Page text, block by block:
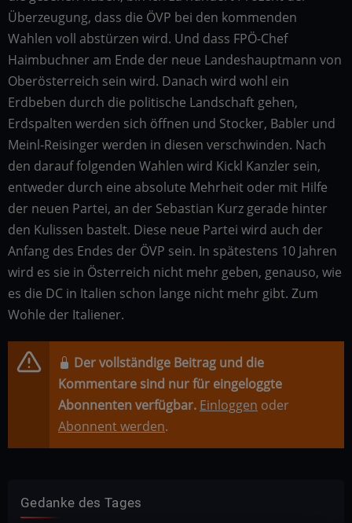
Überzeugung, dass die ÖVP bei den kommenden
Wahlen voll abstürzen wird. Und dass FPÖ-Chef
Haimbuchner am Ende der neue Landeshauptmann von
Oberösterreich sein wird. Danach wird wohl ein
Erdbeben durch die politische Landschaft gehen,
Erdspalten werden sich öffnen und Stocker, Babler und
Meinl-Reisinger werden in diesen verschwinden. Nach
den darauf folgenden Wahlen wird Kickl Kanzler sein,
entweder durch eine absolute Mehrheit oder mit Hilfe
der neuen Partei, an der Sebastian Kurz gerade hinter
den Kulissen bastelt. Diese neue Partei wird auch der
Anfang des Endes der ÖVP sein. In spätestens 10 Jahren
wird es sie in Österreich nicht mehr geben, genauso, wie
es die DC in Italien schon lange nicht mehr gibt. Zum
Wohle der Italiener.
Der vollständige Beitrag und die
Kommentare sind nur für eingeloggte
Abonnenten verfügbar. Einloggen oder
Abonnent werden.
Gedanke des Tages